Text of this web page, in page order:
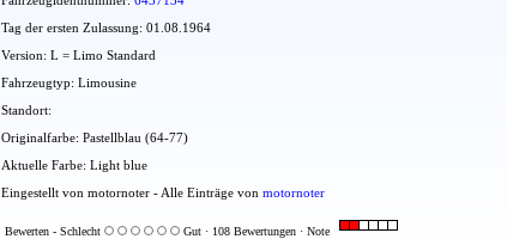
Tag der ersten Zulassung: 01.08.1964
Version: L = Limo Standard
Fahrzeugtyp: Limousine
Standort:
Originalfarbe: Pastellblau (64-77)
Aktuelle Farbe: Light blue
Eingestellt von motornoter - Alle Einträge von motornoter
Bewerten - Schlecht Gut · 108 Bewertungen · Note